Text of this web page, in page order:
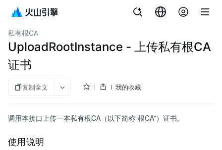
证书中心
私有根CA
UploadRootInstance - 上传私有根CA
证书
复制全文 我的收藏
调用本接口上传一本私有根CA（以下简称“根CA”）证书。
使用说明